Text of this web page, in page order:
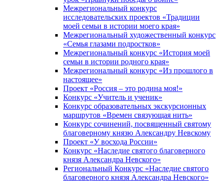
Межрегиональный конкурс
исследовательских проектов «Традиции
моей семьи в истории моего края»
Межрегиональный художественный конкурс
«Семья глазами подростков»
Межрегиональный конкурс «История моей
семьи в истории родного края»
Межрегиональный конкурс «Из прошлого в
настоящее»
Проект «Россия – это родина моя!»
Конкурс «Учитель и ученик»
Конкурс образовательных экскурсионных
маршрутов «Времен связующая нить»
Конкурс сочинений, посвященный святому
благоверному князю Александру Невскому
Проект «У восхода России»
Конкурс «Наследие святого благоверного
князя Александра Невского»
Региональный Конкурс «Наследие святого
благоверного князя Александра Невского»